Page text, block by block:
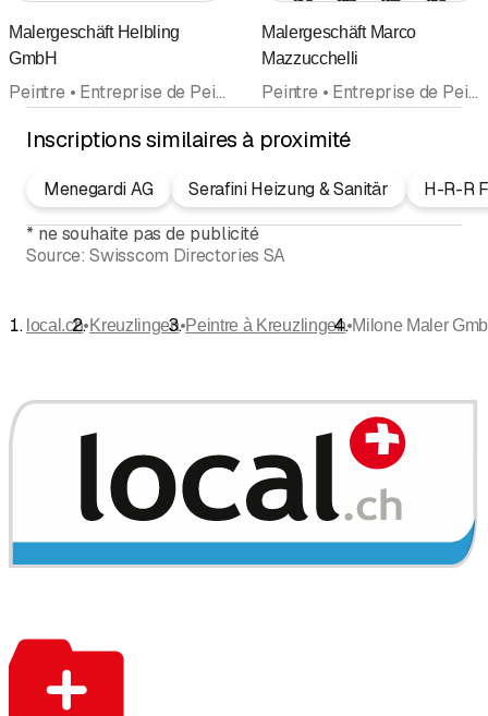
Malergeschäft Helbling
GmbH
Peintre • Entreprise de Peinture • Rénovation • Plâtrier • Plâtrerie-peinture • Tapisserie • Façades
Malergeschäft Marco
Mazzucchelli
Peintre • Entreprise de Peinture • Façades
Inscriptions similaires à proximité
Menegardi AG Serafini Heizung & Sanitär
H-R-R
* ne souhaite pas de publicité
Source: Swisscom Directories SA
local.ch•Kreuzlingen•Peintre à Kreuzlingen•Milone Maler